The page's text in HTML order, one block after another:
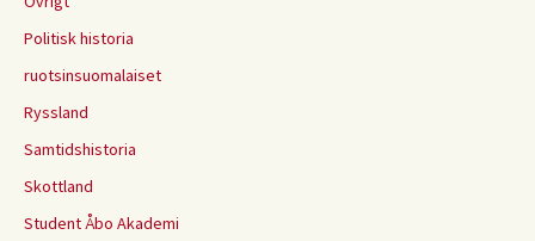
Politisk historia
ruotsinsuomalaiset
Ryssland
Samtidshistoria
Skottland
Student Åbo Akademi